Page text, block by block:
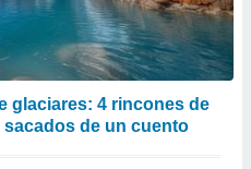
glaciares: 4 rincones de
de un cuento